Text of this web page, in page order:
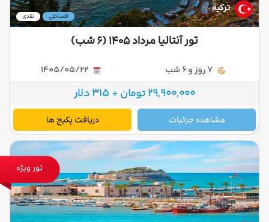
ترکیه
نقدی اقساطی
تور آنتالیا مرداد ۱۴۰۵ (۶ شب)
29,900,000 تومان + 315 دلار
مشاهده جزئیات دریافت پکیج ها
تور ویژه